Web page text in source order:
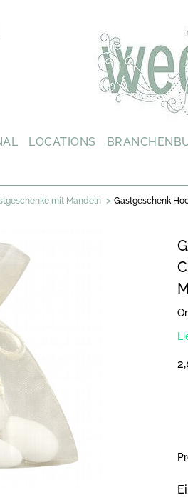
LOCATIONS
mit Mandeln > Gastgeschenk